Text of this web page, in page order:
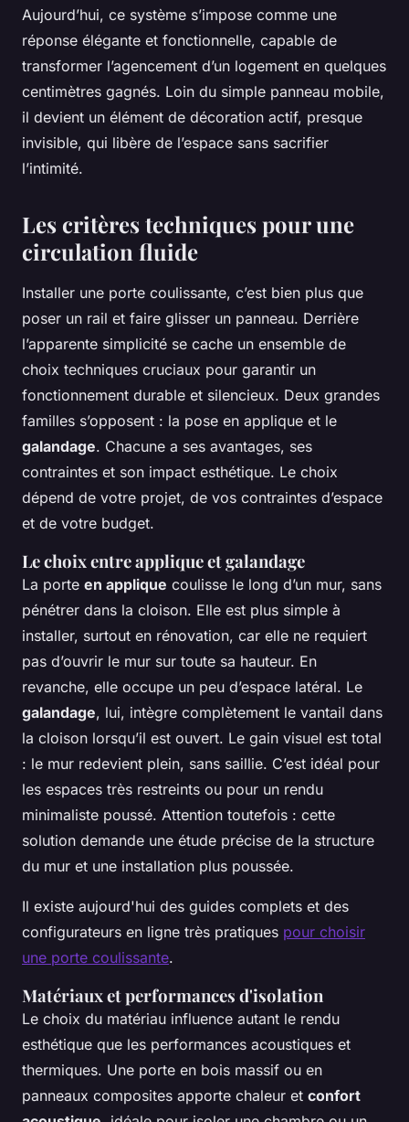
Aujourd’hui, ce système s’impose comme une
réponse élégante et fonctionnelle, capable de
transformer l’agencement d’un logement en quelques
centimètres gagnés. Loin du simple panneau mobile,
il devient un élément de décoration actif, presque
invisible, qui libère de l’espace sans sacrifier
l’intimité.
Les critères techniques pour une
circulation fluide
Installer une porte coulissante, c’est bien plus que
poser un rail et faire glisser un panneau. Derrière
l’apparente simplicité se cache un ensemble de
choix techniques cruciaux pour garantir un
fonctionnement durable et silencieux. Deux grandes
familles s’opposent : la pose en applique et le
galandage. Chacune a ses avantages, ses
contraintes et son impact esthétique. Le choix
dépend de votre projet, de vos contraintes d’espace
et de votre budget.
Le choix entre applique et galandage
La porte en applique coulisse le long d’un mur, sans
pénétrer dans la cloison. Elle est plus simple à
installer, surtout en rénovation, car elle ne requiert
pas d’ouvrir le mur sur toute sa hauteur. En
revanche, elle occupe un peu d’espace latéral. Le
galandage, lui, intègre complètement le vantail dans
la cloison lorsqu’il est ouvert. Le gain visuel est total
: le mur redevient plein, sans saillie. C’est idéal pour
les espaces très restreints ou pour un rendu
minimaliste poussé. Attention toutefois : cette
solution demande une étude précise de la structure
du mur et une installation plus poussée.
Il existe aujourd'hui des guides complets et des
configurateurs en ligne très pratiques pour choisir
une porte coulissante.
Matériaux et performances d'isolation
Le choix du matériau influence autant le rendu
esthétique que les performances acoustiques et
thermiques. Une porte en bois massif ou en
panneaux composites apporte chaleur et confort